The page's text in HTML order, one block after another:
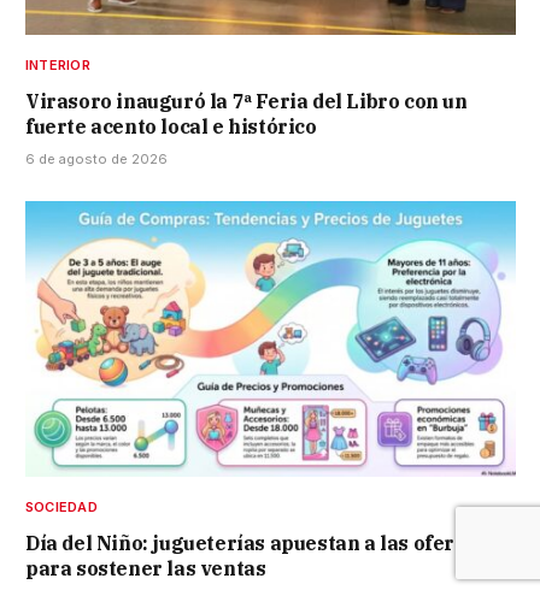
INTERIOR
Virasoro inauguró la 7ª Feria del Libro con un
fuerte acento local e histórico
6 de agosto de 2026
SOCIEDAD
Día del Niño: jugueterías apuestan a las ofertas
para sostener las ventas